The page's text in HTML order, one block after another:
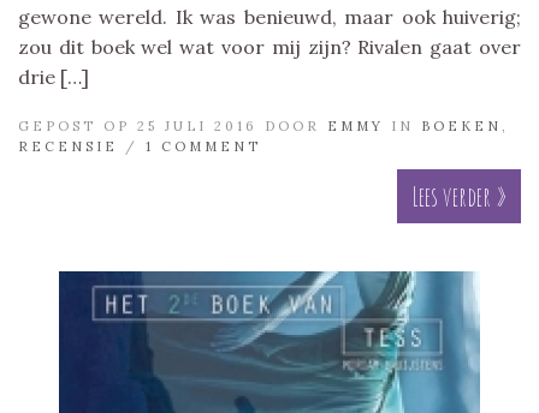
gewone wereld. Ik was benieuwd, maar ook huiverig;
zou dit boek wel wat voor mij zijn? Rivalen gaat over
drie […]
GEPOST OP 25 JULI 2016 DOOR EMMY IN BOEKEN
RECENSIE
/ 1 COMMENT
Lees verder »